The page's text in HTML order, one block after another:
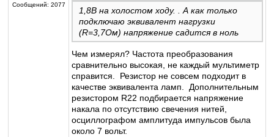
Сообщений: 2077
1,8В на холостом ходу. . А как только
подключаю эквивалент нагрузки
(R=3,7Ом) напряжение садится в ноль
Чем измерял? Частота преобразования
сравнительно высокая, не каждый мультиметр
справится. Резистор не совсем подходит в
качестве эквивалента ламп. Дополнительным
резистором R22 подбирается напряжение
накала по отсутствию свечения нитей,
осциллографом амплитуда импульсов была
около 7 вольт.